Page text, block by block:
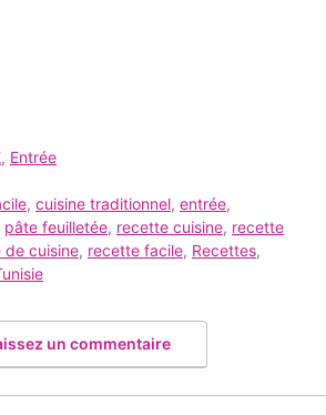
, Entrée
, cuisine traditionnel, entrée,
pâte feuilletée, recette cuisine, recette
de cuisine, recette facile, Recettes,
un commentaire